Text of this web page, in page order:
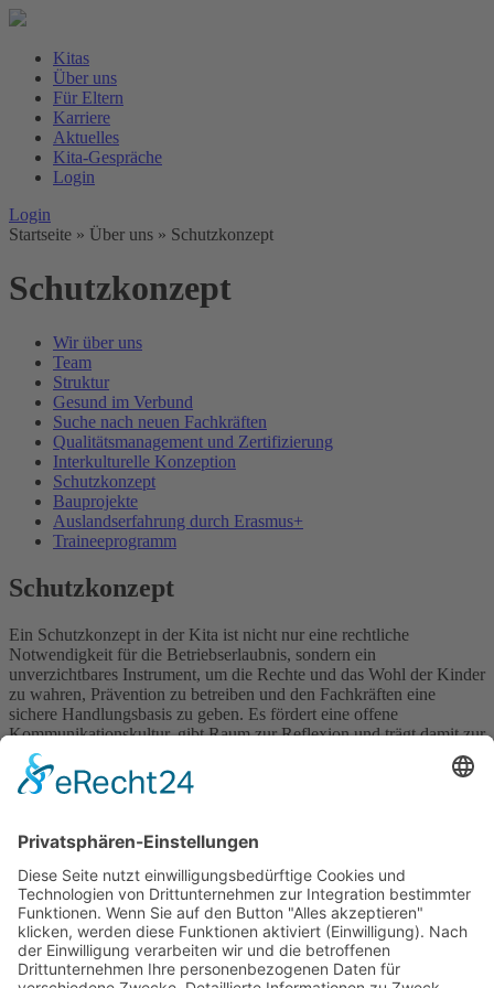
Kitas
Über uns
Für Eltern
Karriere
Aktuelles
Kita-Gespräche
Login
Login
Startseite » Über uns » Schutzkonzept
Schutzkonzept
Wir über uns
Team
Struktur
Gesund im Verbund
Suche nach neuen Fachkräften
Qualitätsmanagement und Zertifizierung
Interkulturelle Konzeption
Schutzkonzept
Bauprojekte
Auslandserfahrung durch Erasmus+
Traineeprogramm
Schutzkonzept
Ein Schutzkonzept in der Kita ist nicht nur eine rechtliche
Notwendigkeit für die Betriebserlaubnis, sondern ein
unverzichtbares Instrument, um die Rechte und das Wohl der Kinder
zu wahren, Prävention zu betreiben und den Fachkräften eine
sichere Handlungsbasis zu geben. Es fördert eine offene
Kommunikationskultur, gibt Raum zur Reflexion und trägt damit zur
kontinuierlichen Weiterentwicklung der Qualität in der Kita bei.
In jeder unserer Kitas gibt es ein Schutzkonzept. Fragen Sie gerne
Als Beispiel finden Sie hier noch das Schutzkonzept der Kita
Regenbogenland:
Bsp_Schutzkonzept Kita Regenbogenland Herunterladen
Kitas